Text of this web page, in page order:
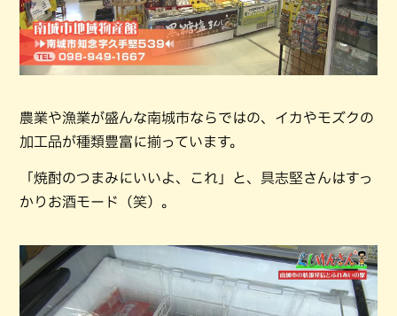
農業や漁業が盛んな南城市ならではの、イカやモズクの
加工品が種類豊富に揃っています。
「焼酎のつまみにいいよ、これ」と、具志堅さんはすっ
かりお酒モード（笑）。